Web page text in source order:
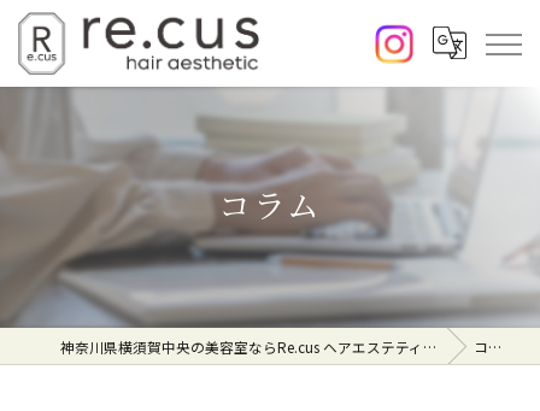
コラム
神奈川県横須賀中央の美容室ならRe.cus ヘアエステティック コラム